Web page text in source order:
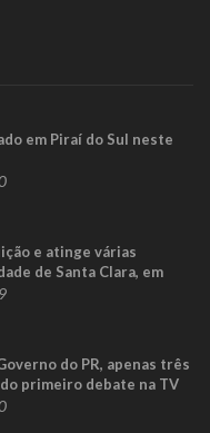
em Piraí do Sul neste
e atinge várias
de Santa Clara, em
do PR, apenas três
primeiro debate na TV